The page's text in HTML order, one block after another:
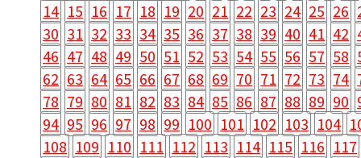
14 15 16 17 18 19 20 21 22 23 24 25 26
30 31 32 33 34 35 36 37 38 39 40 41 42
46 47 48 49 50 51 52 53 54 55 56 57 58
62 63 64 65 66 67 68 69 70 71 72 73 74
78 79 80 81 82 83 84 85 86 87 88 89 90
94 95 96 97 98 99 100 101 102 103 104
108 109 110 111 112 113 114 115 116 117